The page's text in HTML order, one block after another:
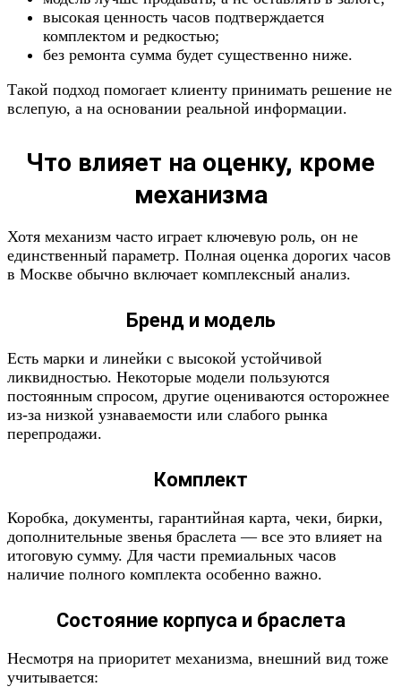
высокая ценность часов подтверждается
комплектом и редкостью;
без ремонта сумма будет существенно ниже.
Такой подход помогает клиенту принимать решение не
вслепую, а на основании реальной информации.
Что влияет на оценку, кроме
механизма
Хотя механизм часто играет ключевую роль, он не
единственный параметр. Полная оценка дорогих часов
в Москве обычно включает комплексный анализ.
Бренд и модель
Есть марки и линейки с высокой устойчивой
ликвидностью. Некоторые модели пользуются
постоянным спросом, другие оцениваются осторожнее
из-за низкой узнаваемости или слабого рынка
перепродажи.
Комплект
Коробка, документы, гарантийная карта, чеки, бирки,
дополнительные звенья браслета — все это влияет на
итоговую сумму. Для части премиальных часов
наличие полного комплекта особенно важно.
Состояние корпуса и браслета
Несмотря на приоритет механизма, внешний вид тоже
учитывается: